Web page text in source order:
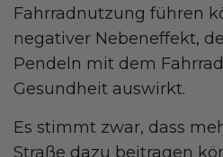
Fahrradnutzung führen
negativer Nebeneffekt,
Pendeln mit dem
Gesundheit auswirkt.
Es stimmt zwar, dass
Straße dazu beitragen